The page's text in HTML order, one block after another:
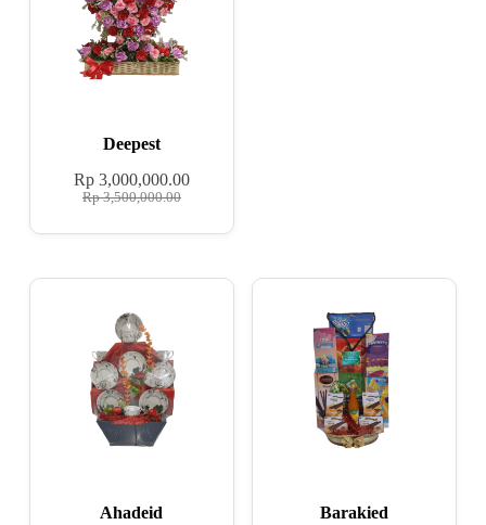
Deepest
Rp3,500,000.00
Rp3,000,000.00
Ahadeid Barakied